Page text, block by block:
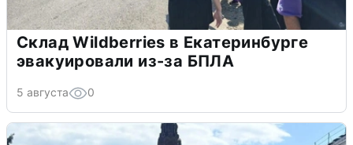
Склад Wildberries в Екатеринбурге
эвакуировали из-за БПЛА
5 августа 0